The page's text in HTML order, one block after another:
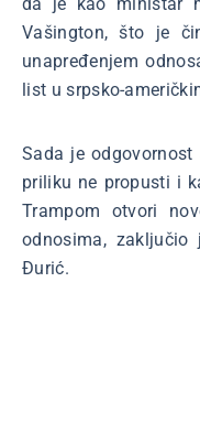
Vašington, što je
unapređenjem
list u srpsko-
Sada je
priliku ne propusti i
Trampom otvori
odnosima,
Đurić.